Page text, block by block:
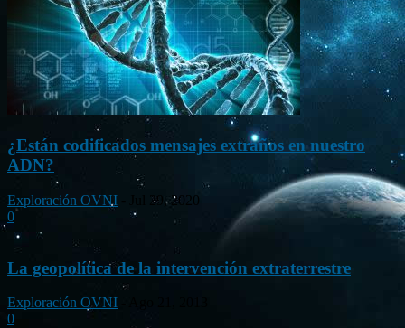
¿Están codificados mensajes extraños en nuestro
ADN?
Exploración OVNI
Jul 29, 2020
0
La geopolítica de la intervención extraterrestre
Exploración OVNI
0